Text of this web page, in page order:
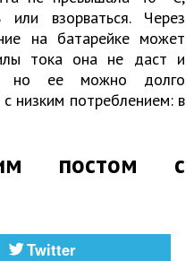
взорваться. Через
на батарейке может
тока она не даст и
но ее можно долго
с низким потреблением: в
постом с
Twitter